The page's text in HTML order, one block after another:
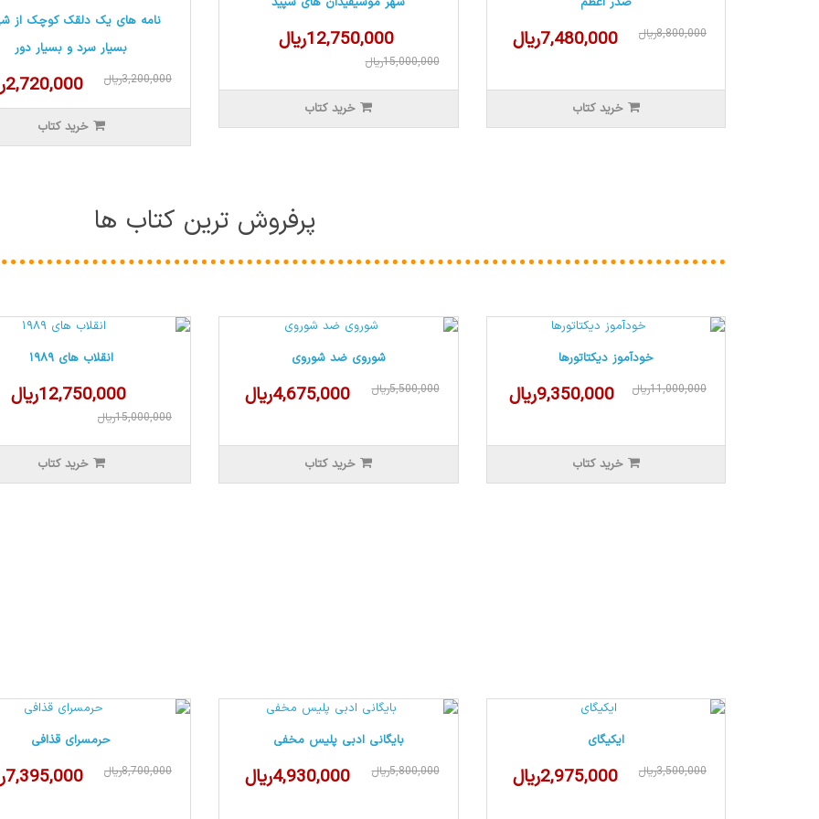
7,480,000ریال 8,800,000ریال
خرید کتاب
12,750,000ریال
15,000,000ریال
خرید کتاب
نامه های یک دلقک کوچک از
بسیار سرد و بسیار دور
2,720,000ریال 3,200,000ریال
خرید کتاب
پرفروش ترین کتاب ها
خودآموز دیکتاتورها
9,350,000ریال 11,000,000ریال
خرید کتاب
شوروی ضد شوروی
4,675,000ریال 5,500,000ریال
خرید کتاب
انقلاب های ۱۹۸۹
12,750,000ریال
15,000,000ریال
خرید کتاب
ایکیگای
2,975,000ریال 3,500,000ریال
بایگانی ادبی پلیس مخفی
4,930,000ریال 5,800,000ریال
حرمسرای قذافی
7,395,000ریال 8,700,000ریال